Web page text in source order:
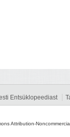
Entsüklopeediast
Attribution-